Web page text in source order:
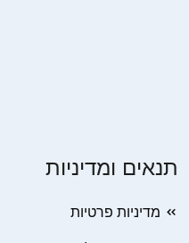
תנאים ומדיניות
מדיניות פרטיות